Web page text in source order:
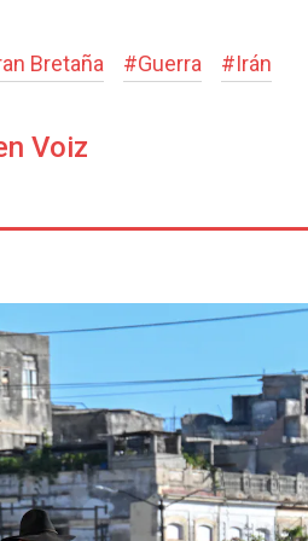
Bretaña #Guerra #Irán
Voiz